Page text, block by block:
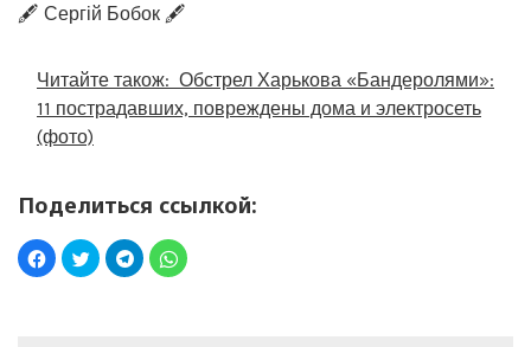
🖋️ Сергій Бобок 🖋️
Читайте також: Обстрел Харькова «Бандеролями»:
11 пострадавших, повреждены дома и электросеть
(фото)
Поделиться ссылкой: